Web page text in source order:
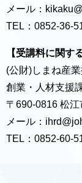
メール：
TEL：0852-36-
【受講料に関す
(公財)しまね産
創業・人材支援
〒690-0816 松
メール：
TEL：0852-60-